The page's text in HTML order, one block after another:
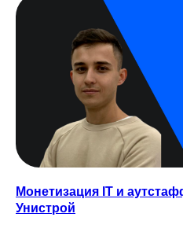
Монетизация IT и
Унистрой